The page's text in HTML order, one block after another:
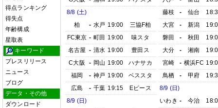
得点ランキング
得失点
年齢構成
星取表
キーワード
プレスリリース
ニュース
ブログ
データ・その他
ダウンロード
8/8 (土)
柏
- 水戸 19:00
三協F柏
FC東京 - 町田 19:00
味スタ
名古屋 - 清水 19:00
豊田ス
C大阪
- 岡山 19:00
ハナサカ
福岡
- 神戸 19:00
ベススタ
広島
- 千葉 19:15
Eピース
8/9 (日)
藤枝
- 仙台
大宮
- 新潟
磐田
- 秋田
大分
- 湘南
宮崎
- 横浜FC
鳥栖
- 甲府
8/9 (日)
いわき - 今治